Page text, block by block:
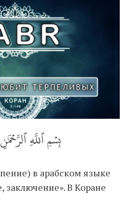
بِسۡمِ ٱللَّهِ
в арабском языке
заключение». В Коране